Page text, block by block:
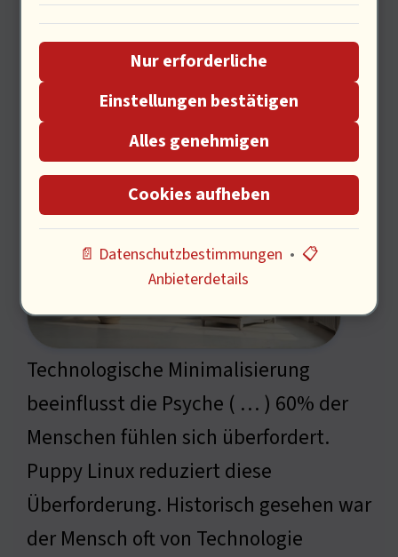
Effizienzsteigerung durch, S. 11
Psychologische Effekte des
Minimalismus
Technologische Minimalisierung
beeinflusst die Psyche ( … ) 60% der
Menschen fühlen sich überfordert.
Puppy Linux reduziert diese
Überforderung. Historisch gesehen war
der Mensch oft von Technologie
Nur erforderliche
Einstellungen bestätigen
Alles genehmigen
Cookies aufheben
📄 Datenschutzbestimmungen • 📋
Anbieterdetails